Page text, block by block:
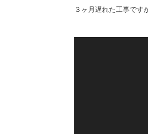
３ヶ月遅れた工事です